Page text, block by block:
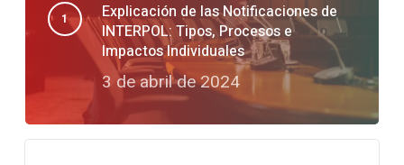
Explicación de las Notificaciones de
INTERPOL: Tipos, Procesos e
Impactos Individuales
3 de abril de 2024